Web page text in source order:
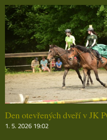
Den otevřených dveří v JK
1. 5. 2026 19:02